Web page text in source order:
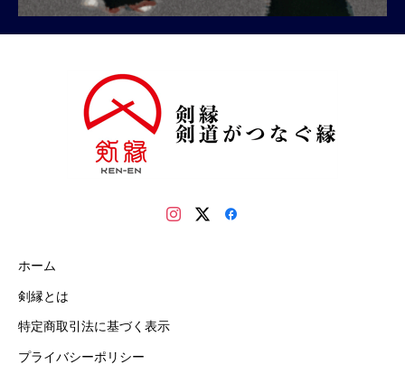
ホーム
剣縁とは
特定商取引法に基づく表示
プライバシーポリシー